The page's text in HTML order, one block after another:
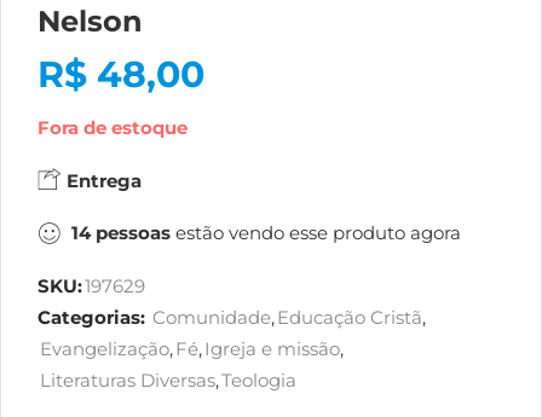
Nelson
R$ 48,00
Fora de estoque
Entrega
14 pessoas estão vendo esse produto agora
SKU:197629
Categorias: Comunidade,Educação Cristã,
Evangelização,Fé,Igreja e missão,
Literaturas Diversas,Teologia